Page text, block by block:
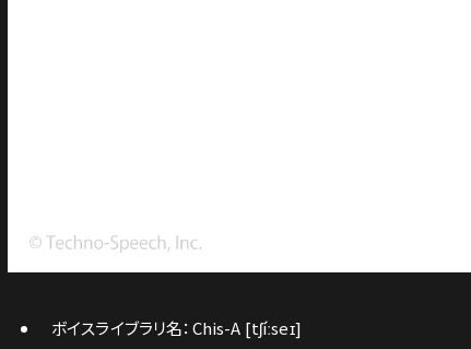
ボイスライブラリ名：Chis-A [tʃíːseɪ]